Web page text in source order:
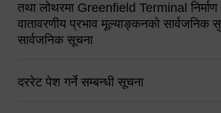
तथा लोथरमा Greenfield Terminal निर्माण
वातावरणीय प्रभाव मूल्याङ्कनको सार्वजनिक
सार्वजनिक सूचना
दररेट पेश गर्ने सम्बन्धी सूचना